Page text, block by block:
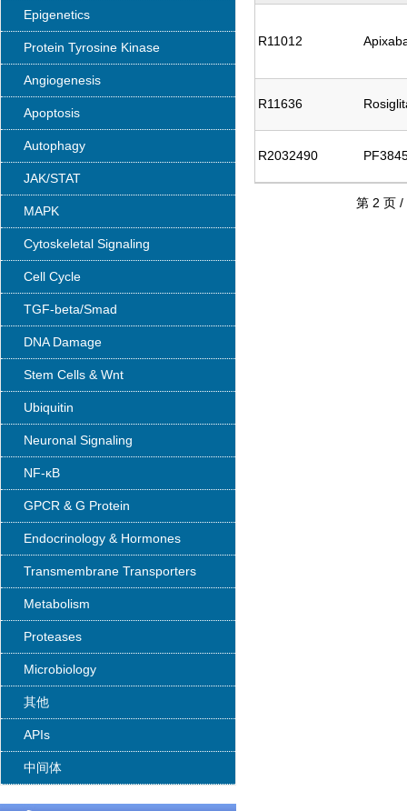
Epigenetics
Protein Tyrosine Kinase
Angiogenesis
Apoptosis
Autophagy
JAK/STAT
MAPK
Cytoskeletal Signaling
Cell Cycle
TGF-beta/Smad
DNA Damage
Stem Cells & Wnt
Ubiquitin
Neuronal Signaling
NF-κB
GPCR & G Protein
Endocrinology & Hormones
Transmembrane Transporters
Metabolism
Proteases
Microbiology
其他
APIs
中间体
R11012
R11636
R2032490
第 2 页 /